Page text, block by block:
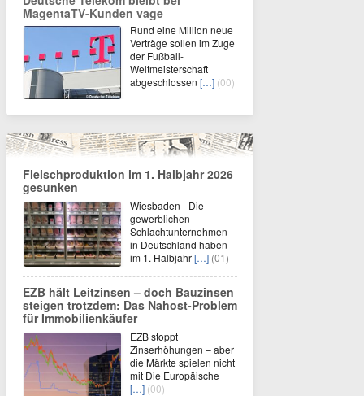
MagentaTV-Kunden vage
Rund eine Million neue
Verträge sollen im Zuge
der Fußball-
Weltmeisterschaft
abgeschlossen […] (00)
Fleischproduktion im 1. Halbjahr 2026
gesunken
Wiesbaden - Die
gewerblichen
Schlachtunternehmen
in Deutschland haben
im 1. Halbjahr[…] (01)
EZB hält Leitzinsen – doch Bauzinsen
steigen trotzdem: Das Nahost-Problem
für Immobilienkäufer
EZB stoppt
Zinserhöhungen – aber
die Märkte spielen nicht
mit Die Europäische
[…] (00)